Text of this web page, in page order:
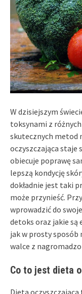
W dzisiejszym
toksynami z
skutecznych metod
oczyszczająca
obiecuje poprawę
lepszą kondycję
dokładnie jest taki
może przynieść.
wprowadzić do
detoks oraz jakie są
jak w prosty sposób
walce z
Co to jest dieta
Dieta